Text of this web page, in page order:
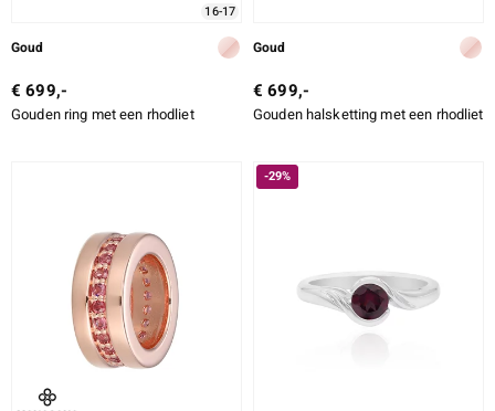
16-17
Goud
€ 699,-
Gouden ring met een rhodliet
Goud
€ 699,-
Gouden halsketting met een rhodliet
-29%